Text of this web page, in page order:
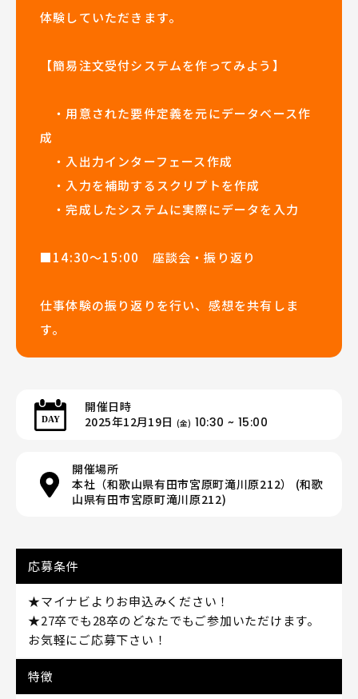
体験していただきます。
【簡易注文受付システムを作ってみよう】
・用意された要件定義を元にデータベース作
成
・入出力インターフェース作成
・入力を補助するスクリプトを作成
・完成したシステムに実際にデータを入力
■14:30～15:00 座談会・振り返り
仕事体験の振り返りを行い、感想を共有しま
す。
開催日時
2025年12月19日 (金) 10:30 ~ 15:00
開催場所
本社（和歌山県有田市宮原町滝川原212） (和歌
山県有田市宮原町滝川原212)
応募条件
★マイナビよりお申込みください！
★27卒でも28卒のどなたでもご参加いただけます。
お気軽にご応募下さい！
特徴